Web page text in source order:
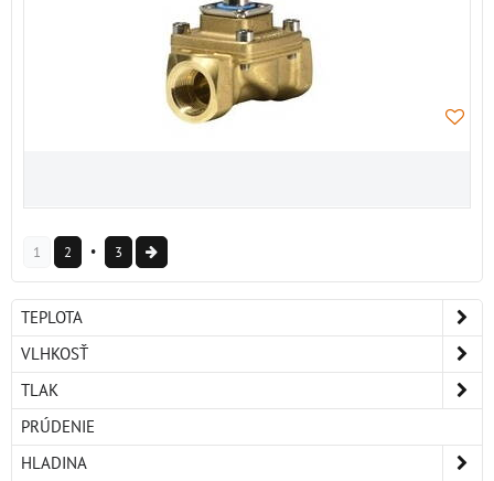
1 2 3
TEPLOTA
VLHKOSŤ
TLAK
PRÚDENIE
HLADINA